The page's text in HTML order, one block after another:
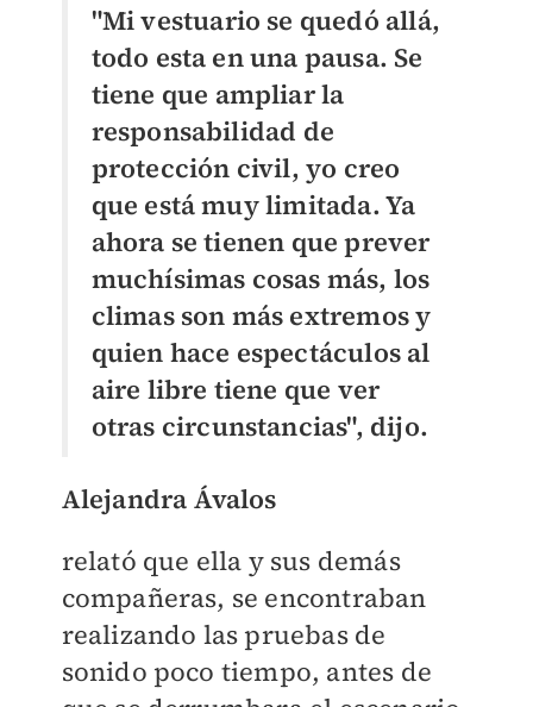
"Mi vestuario se quedó allá,
todo esta en una pausa. Se
tiene que ampliar la
responsabilidad de
protección civil, yo creo
que está muy limitada. Ya
ahora se tienen que prever
muchísimas cosas más, los
climas son más extremos y
quien hace espectáculos al
aire libre tiene que ver
otras circunstancias", dijo.
Alejandra Ávalos
relató que ella y sus demás
compañeras, se encontraban
realizando las pruebas de
sonido poco tiempo, antes de